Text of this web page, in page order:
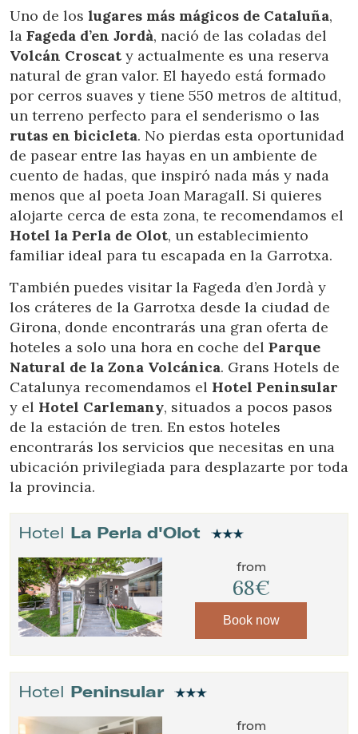
Uno de los lugares más mágicos de Cataluña,
la Fageda d’en Jordà, nació de las coladas del
Volcán Croscat y actualmente es una reserva
natural de gran valor. El hayedo está formado
por cerros suaves y tiene 550 metros de altitud,
un terreno perfecto para el senderismo o las
rutas en bicicleta. No pierdas esta oportunidad
de pasear entre las hayas en un ambiente de
cuento de hadas, que inspiró nada más y nada
menos que al poeta Joan Maragall. Si quieres
alojarte cerca de esta zona, te recomendamos el
Hotel la Perla de Olot, un establecimiento
familiar ideal para tu escapada en la Garrotxa.
También puedes visitar la Fageda d’en Jordà y
los cráteres de la Garrotxa desde la ciudad de
Girona, donde encontrarás una gran oferta de
hoteles a solo una hora en coche del Parque
Natural de la Zona Volcánica. Grans Hotels de
Catalunya recomendamos el Hotel Peninsular
y el Hotel Carlemany, situados a pocos pasos
de la estación de tren. En estos hoteles
encontrarás los servicios que necesitas en una
ubicación privilegiada para desplazarte por toda
la provincia.
Hotel La Perla d'Olot
from
68€
Book now
Hotel Peninsular
from
Modify cookies
Technical and functional
Always active
This website uses its own Cookies to collect information in
order to improve our services. If you continue browsing,
you accept their installation. The user has the possibility of
configuring his browser, being able, if he so wishes, to
prevent them from being installed on his hard drive,
although he must bear in mind that such action may cause
difficulties in navigating the website.
Analytics and personalization
They allow the monitoring and analysis of the behavior of
the users of this website. The information collected
through this type of cookies is used to measure the activity
of the web for the elaboration of user navigation profiles in
order to introduce improvements based on the analysis of
the usage data made by the users of the service. They
allow us to save the user's preference information to
improve the quality of our services and to offer a better
experience through recommended products.
Marketing and advertising
These cookies are used to store information about the
continuous observation of their browsing habits. Thanks to
them, we can know the browsing habits on the website and
display advertising related to the user's browsing profile.